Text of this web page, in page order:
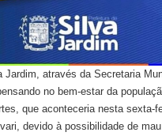
Jardim, através da Secretaria
no bem-estar da
que aconteceria nesta sexta-
devido à possibilidade de